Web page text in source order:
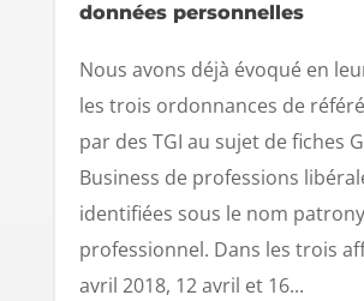
données personnelles
Nous avons déjà évoqué en
les trois ordonnances de
par des TGI au sujet de fiches
Business de professions
identifiées sous le nom
professionnel. Dans les trois
avril 2018, 12 avril et 16...